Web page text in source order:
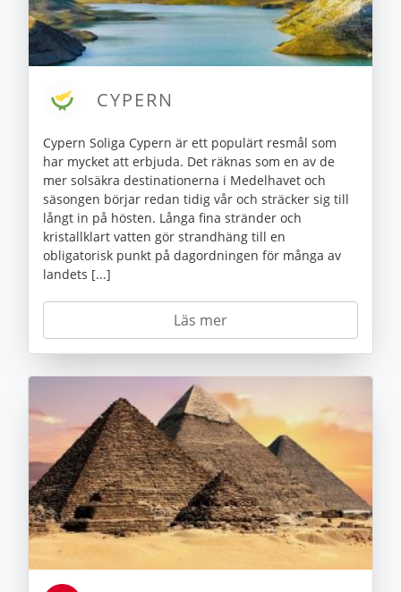
CYPERN
Cypern Soliga Cypern är ett populärt resmål som
har mycket att erbjuda. Det räknas som en av de
mer solsäkra destinationerna i Medelhavet och
säsongen börjar redan tidig vår och sträcker sig till
långt in på hösten. Långa fina stränder och
kristallklart vatten gör strandhäng till en
obligatorisk punkt på dagordningen för många av
landets [...]
Läs mer